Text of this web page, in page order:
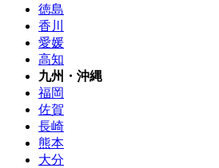
徳島
香川
愛媛
高知
九州・沖縄
福岡
佐賀
長崎
熊本
大分